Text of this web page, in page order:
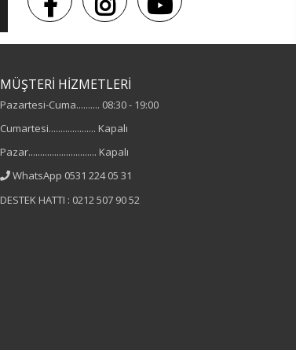
MÜŞTERİ HİZMETLERİ
Pazartesi-Cuma.......... 08:30 - 19:00
Cumartesi.................... Kapalı
Pazar............................. Kapalı
WhatsApp 0531 224 05 31
DESTEK HATTI : 0212 507 90 52